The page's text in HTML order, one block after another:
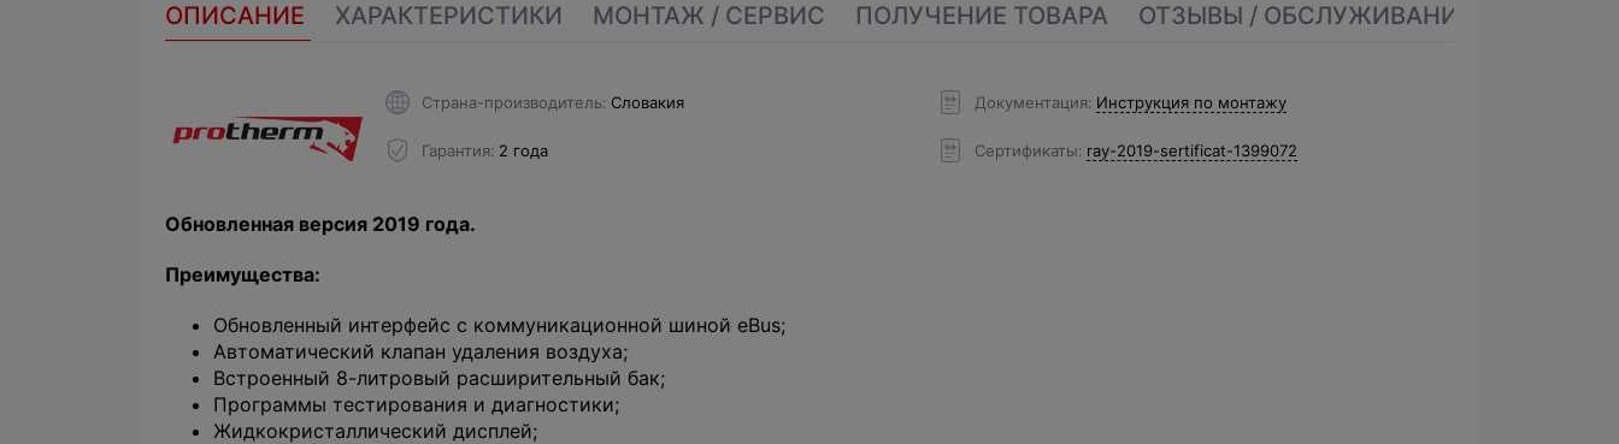
ОПИСАНИЕ ХАРАКТЕРИСТИКИ МОНТАЖ / СЕРВИС ПОЛУЧЕНИЕ ТОВАРА ОТЗЫВЫ / ОБСЛУЖИВАНИЕ
Страна-производитель Словакия
Гарантия 2 года
Документация Инструкция по монтажу
Сертификаты ray-2019-sertificat-1399072
Обновленная версия 2019 года.
Преимущества:
Обновленный интерфейс с коммуникационной шиной eBus;
Автоматический клапан удаления воздуха;
Встроенный 8-литровый расширительный бак;
Программы тестирования и диагностики;
Жидкокристаллический дисплей;